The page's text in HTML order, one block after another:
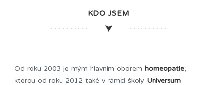
KDO JSEM
Od roku 2003 je mým hlavním oborem homeopatie,
kterou od roku 2012 také v rámci školy Universum